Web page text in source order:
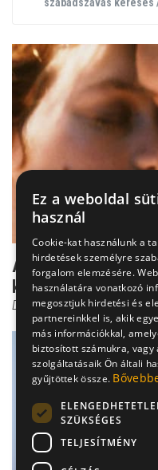
Álcázott
kinövések
Dr. Tisza Tímea
Ez a weboldal
használ
Cookie-kat használunk a
hirdetések személyre
forgalom elemzésére.
használatára vonatkozó
megosztjuk hirdetési és
partnereinkkel is, akik
más információkkal,
biztosított számukra, vagy
szolgáltatásaik Ön általi
gyűjtöttek össze.
SZÜKSÉGES
TELJESÍTMÉNY